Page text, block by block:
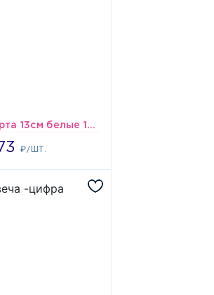
Свечи д/торта 13см белые 12шт/V
₽/ШТ.
173